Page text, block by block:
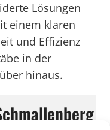
Lösungen
einem klaren
und Effizienz
in der
hinaus.